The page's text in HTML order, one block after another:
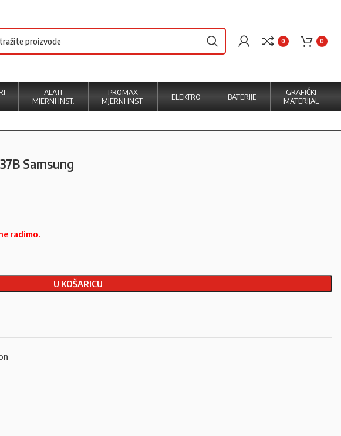
0 0
ALATI
MJERNI INST.
PROMAX
MJERNI INST.
ELEKTRO BATERIJE
GRAFIČKI
MATERIJAL
Samsung
radimo.
U KOŠARICU